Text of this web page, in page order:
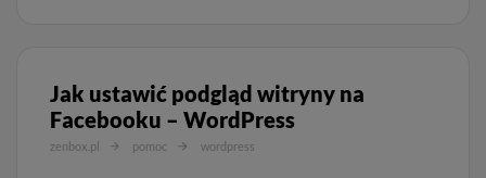
Jak ustawić podgląd witryny na
Facebooku – WordPress
zenbox.pl pomoc wordpress